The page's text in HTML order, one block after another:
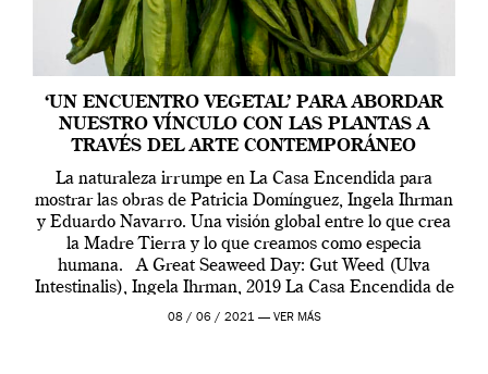
‘UN ENCUENTRO VEGETAL’ PARA ABORDAR
NUESTRO VÍNCULO CON LAS PLANTAS A
TRAVÉS DEL ARTE CONTEMPORÁNEO
La naturaleza irrumpe en La Casa Encendida para
mostrar las obras de Patricia Domínguez, Ingela Ihrman
y Eduardo Navarro. Una visión global entre lo que crea
la Madre Tierra y lo que creamos como especia
humana. A Great Seaweed Day: Gut Weed (Ulva
Intestinalis), Ingela Ihrman, 2019 La Casa Encendida de
Madrid y la Wellcome […]
08 / 06 / 2021 — VER MÁS